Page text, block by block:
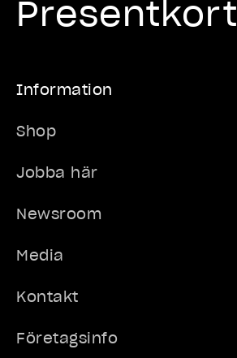
Presentkort
Information
Shop
Jobba här
Newsroom
Media
Kontakt
Företagsinfo